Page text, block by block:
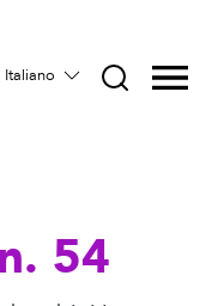
Italiano
54